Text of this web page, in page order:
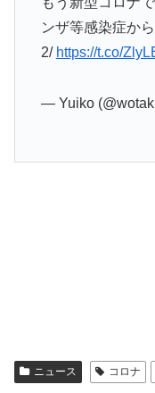
ンザ等感染症か
2/ https://t.co/
— Yuiko
ニュース コロナ